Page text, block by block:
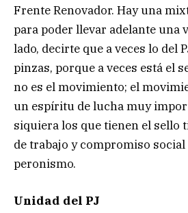
Frente Renovador. Hay una
para poder llevar adelante una
lado, decirte que a veces lo del
pinzas, porque a veces está el
no es el movimiento; el
un espíritu de lucha muy
siquiera los que tienen el sello
de trabajo y compromiso
peronismo.
Unidad del PJ